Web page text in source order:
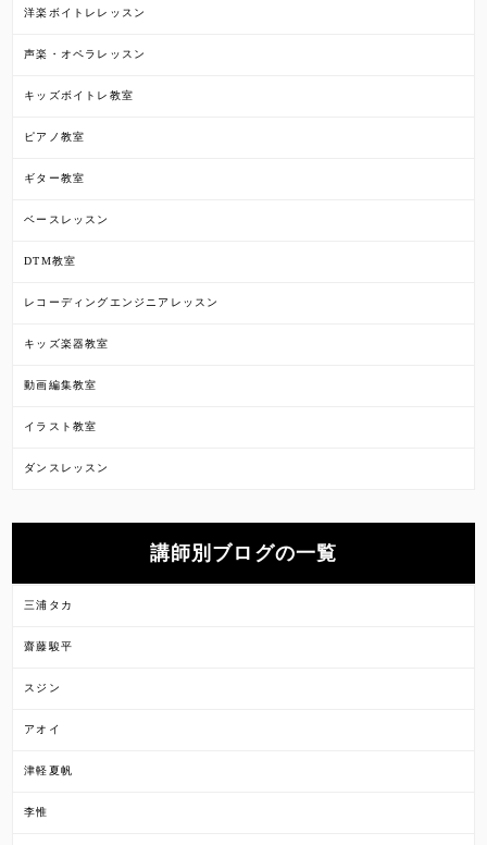
洋楽ボイトレレッスン
声楽・オペラレッスン
キッズボイトレ教室
ピアノ教室
ギター教室
ベースレッスン
DTM教室
レコーディングエンジニアレッスン
キッズ楽器教室
動画編集教室
イラスト教室
ダンスレッスン
講師別ブログの一覧
三浦タカ
齋藤駿平
スジン
アオイ
津軽夏帆
李惟